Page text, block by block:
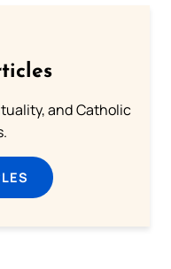
and Catholic